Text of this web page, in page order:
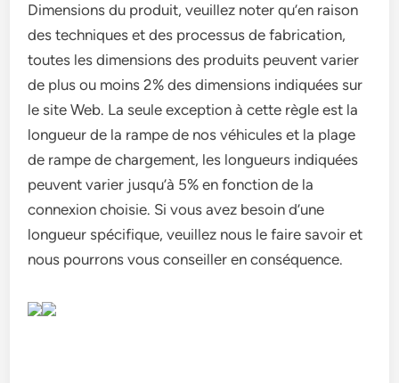
Dimensions du produit, veuillez noter qu’en raison
des techniques et des processus de fabrication,
toutes les dimensions des produits peuvent varier
de plus ou moins 2% des dimensions indiquées sur
le site Web. La seule exception à cette règle est la
longueur de la rampe de nos véhicules et la plage
de rampe de chargement, les longueurs indiquées
peuvent varier jusqu’à 5% en fonction de la
connexion choisie. Si vous avez besoin d’une
longueur spécifique, veuillez nous le faire savoir et
nous pourrons vous conseiller en conséquence.